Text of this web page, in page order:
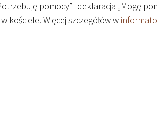
pomocy” i deklaracja „Mogę
kościele. Więcej szczegółów w